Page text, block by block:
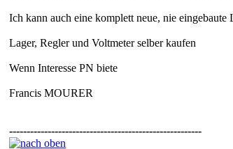
Ich kann auch eine komplett neue, nie
Lager, Regler und Voltmeter selber kaufen
Wenn Interesse PN biete
Francis MOURER
-------------------------------------------------------